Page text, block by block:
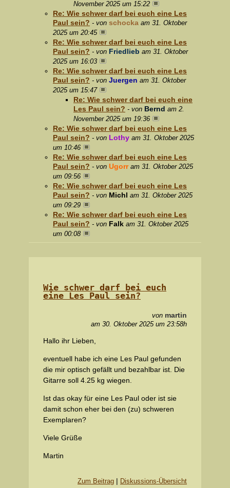
November 2025 um 15:22
Re: Wie schwer darf bei euch eine Les
Paul sein? - von schocka am 31. Oktober
2025 um 20:45
Re: Wie schwer darf bei euch eine Les
Paul sein? - von Friedlieb am 31. Oktober
2025 um 16:03
Re: Wie schwer darf bei euch eine Les
Paul sein? - von Juergen am 31. Oktober
2025 um 15:47
Re: Wie schwer darf bei euch eine
Les Paul sein? - von Bernd am 2.
November 2025 um 19:36
Re: Wie schwer darf bei euch eine Les
Paul sein? - von Lothy am 31. Oktober 2025
um 10:46
Re: Wie schwer darf bei euch eine Les
Paul sein? - von Ugorr am 31. Oktober 2025
um 09:56
Re: Wie schwer darf bei euch eine Les
Paul sein? - von Michl am 31. Oktober 2025
um 09:29
Re: Wie schwer darf bei euch eine Les
Paul sein? - von Falk am 31. Oktober 2025
um 00:08
Wie schwer darf bei euch
eine Les Paul sein?
von martin
am 30. Oktober 2025 um 23:58h
Hallo ihr Lieben,
eventuell habe ich eine Les Paul gefunden
die mir optisch gefällt und bezahlbar ist. Die
Gitarre soll 4.25 kg wiegen.
Ist das okay für eine Les Paul oder ist sie
damit schon eher bei den (zu) schweren
Exemplaren?
Viele Grüße
Martin
Zum Beitrag | Diskussions-Übersicht